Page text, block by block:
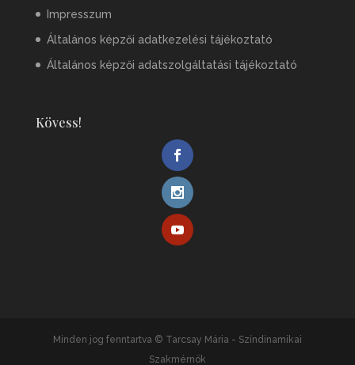
Impresszum
Általános képzői adatkezelési tájékoztató
Általános képzői adatszolgáltatási tájékoztató
Kövess!
Minden jog fenntartva © Tarcsay Mária - Színdinamikai
Szakmérnök